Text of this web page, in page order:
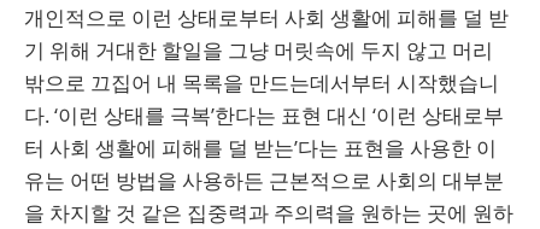
개인적으로 이런 상태로부터 사회 생활에 피해를 덜 받
기 위해 거대한 할일을 그냥 머릿속에 두지 않고 머리
밖으로 끄집어 내 목록을 만드는데서부터 시작했습니
다. ‘이런 상태를 극복’한다는 표현 대신 ‘이런 상태로부
터 사회 생활에 피해를 덜 받는’다는 표현을 사용한 이
유는 어떤 방법을 사용하든 근본적으로 사회의 대부분
을 차지할 것 같은 집중력과 주의력을 원하는 곳에 원하